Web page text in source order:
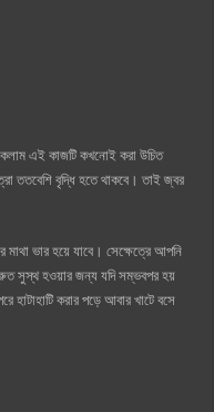
এই কাজটি কখনোই করা উচিত
ততবেশি বৃদ্ধি হতে থাকবে। তাই জ্বর
মাথা ভার হয়ে যাবে। সেক্ষেত্রে আপনি
সুস্থ হওয়ার জন্য যদি সম্ভবপর হয়
হাটাহাটি করার পড়ে আবার খাটে বসে